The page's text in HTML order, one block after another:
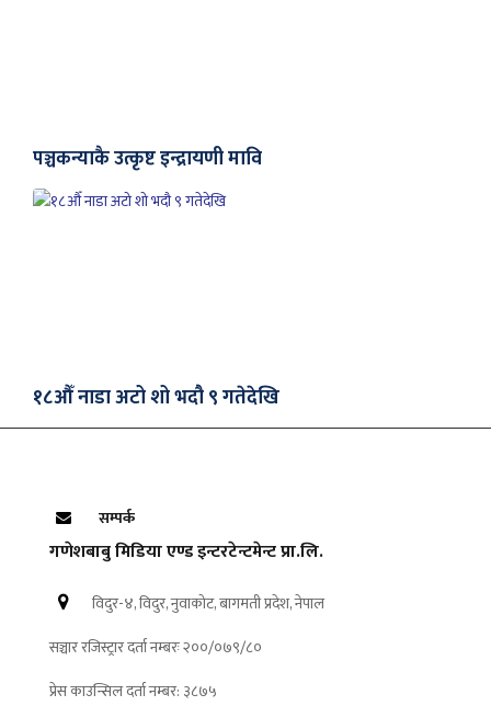
पञ्चकन्याकै उत्कृष्ट इन्द्रायणी मावि
१८औँ नाडा अटो शो भदौ ९ गतेदेखि
सम्पर्क
गणेशबाबु मिडिया एण्ड इन्टरटेन्टमेन्ट प्रा.लि.
विदुर-४, विदुर, नुवाकोट, बागमती प्रदेश, नेपाल
सञ्चार रजिस्ट्रार दर्ता नम्बरः २००/०७९/८०
प्रेस काउन्सिल दर्ता नम्बर: ३८७५